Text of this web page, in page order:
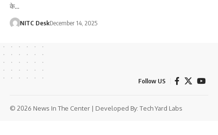
के…
NITC DeskDecember 14, 2025
Follow US
© 2026 News In The Center | Developed By: Tech Yard Labs